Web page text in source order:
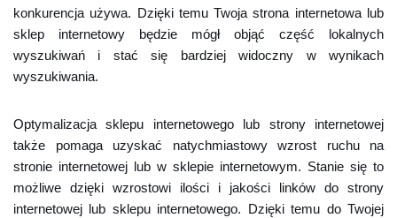
konkurencja używa. Dzięki temu Twoja strona internetowa lub
sklep internetowy będzie mógł objąć część lokalnych
wyszukiwań i stać się bardziej widoczny w wynikach
wyszukiwania.
Optymalizacja sklepu internetowego lub strony internetowej
także pomaga uzyskać natychmiastowy wzrost ruchu na
stronie internetowej lub w sklepie internetowym. Stanie się to
możliwe dzięki wzrostowi ilości i jakości linków do strony
internetowej lub sklepu internetowego. Dzięki temu do Twojej